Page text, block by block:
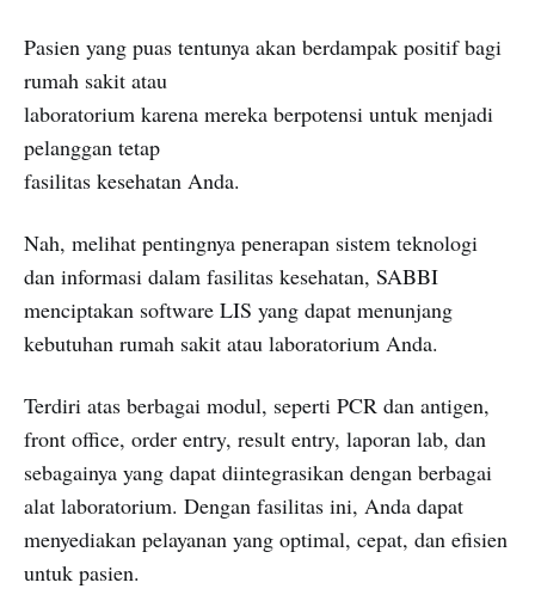
Pasien yang puas tentunya akan berdampak positif bagi
rumah sakit atau
laboratorium karena mereka berpotensi untuk menjadi
pelanggan tetap
fasilitas kesehatan Anda.
Nah, melihat pentingnya penerapan sistem teknologi
dan informasi dalam fasilitas kesehatan, SABBI
menciptakan software LIS yang dapat menunjang
kebutuhan rumah sakit atau laboratorium Anda.
Terdiri atas berbagai modul, seperti PCR dan antigen,
front office, order entry, result entry, laporan lab, dan
sebagainya yang dapat diintegrasikan dengan berbagai
alat laboratorium. Dengan fasilitas ini, Anda dapat
menyediakan pelayanan yang optimal, cepat, dan efisien
untuk pasien.